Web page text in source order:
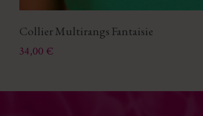
Collier Multirangs Fantaisie
Prix
34,00 €